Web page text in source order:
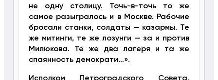
не одну столицу. Точь-в-точь то же
самое разыгралось и в Москве. Рабочие
бросали станки, солдаты — казармы. Те
же митинги, те же лозунги — за и против
Милюкова. Те же два лагеря и та же
спаянность демократи…».